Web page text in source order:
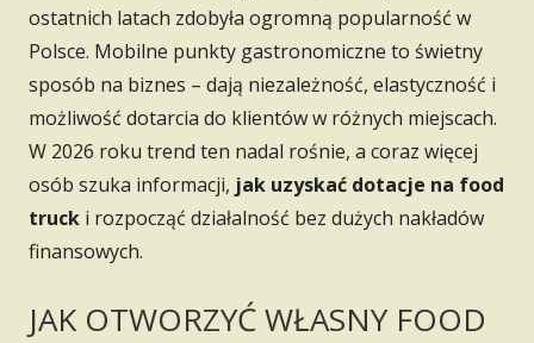
ostatnich latach zdobyła ogromną popularność w
Polsce. Mobilne punkty gastronomiczne to świetny
sposób na biznes – dają niezależność, elastyczność i
możliwość dotarcia do klientów w różnych miejscach.
W 2026 roku trend ten nadal rośnie, a coraz więcej
osób szuka informacji, jak uzyskać dotacje na food
truck i rozpocząć działalność bez dużych nakładów
finansowych.
JAK OTWORZYĆ WŁASNY FOOD